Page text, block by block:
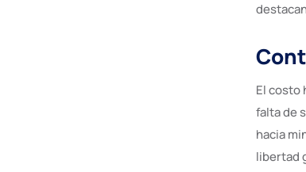
El costo
falta de
hacia
libertad